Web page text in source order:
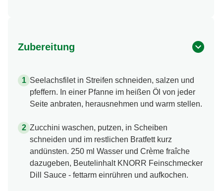
Zubereitung
Seelachsfilet in Streifen schneiden, salzen und
pfeffern. In einer Pfanne im heißen Öl von jeder
Seite anbraten, herausnehmen und warm stellen.
Zucchini waschen, putzen, in Scheiben
schneiden und im restlichen Bratfett kurz
andünsten. 250 ml Wasser und Crème fraîche
dazugeben, Beutelinhalt KNORR Feinschmecker
Dill Sauce - fettarm einrühren und aufkochen.